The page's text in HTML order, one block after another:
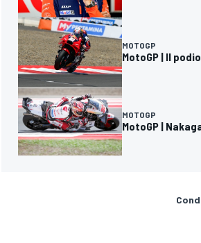
MOTOGP
MotoGP | Il
MOTOGP
MotoGP |